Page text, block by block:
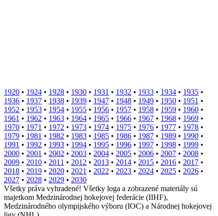
1920 • 1924 • 1928 • 1930 • 1931 • 1932 • 1933 • 1934 • 1935 •
1936 • 1937 • 1938 • 1939 • 1947 • 1948 • 1949 • 1950 • 1951 •
1952 • 1953 • 1954 • 1955 • 1956 • 1957 • 1958 • 1959 • 1960 •
1961 • 1962 • 1963 • 1964 • 1965 • 1966 • 1967 • 1968 • 1969 •
1970 • 1971 • 1972 • 1973 • 1974 • 1975 • 1976 • 1977 • 1978 •
1979 • 1981 • 1982 • 1983 • 1985 • 1986 • 1987 • 1989 • 1990 •
1991 • 1992 • 1993 • 1994 • 1995 • 1996 • 1997 • 1998 • 1999 •
2000 • 2001 • 2002 • 2003 • 2004 • 2005 • 2006 • 2007 • 2008 •
2009 • 2010 • 2011 • 2012 • 2013 • 2014 • 2015 • 2016 • 2017 •
2018 • 2019 • 2020 • 2021 • 2022 • 2023 • 2024 • 2025 • 2026 •
2027 • 2028 • 2029 • 2030
Všetky práva vyhradené! Všetky loga a zobrazené materiály sú
majetkom Medzinárodnej hokejovej federácie (IIHF),
Medzinárodného olympijského výboru (IOC) a Národnej hokejovej